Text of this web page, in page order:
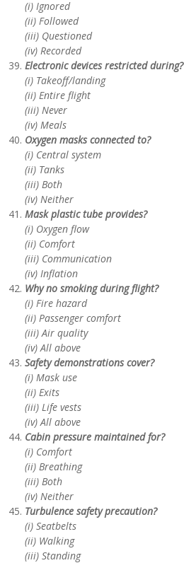
(i) Ignored
(ii) Followed
(iii) Questioned
(iv) Recorded
Electronic devices restricted during?
(i) Takeoff/landing
(ii) Entire flight
(iii) Never
(iv) Meals
Oxygen masks connected to?
(i) Central system
(ii) Tanks
(iii) Both
(iv) Neither
Mask plastic tube provides?
(i) Oxygen flow
(ii) Comfort
(iii) Communication
(iv) Inflation
Why no smoking during flight?
(i) Fire hazard
(ii) Passenger comfort
(iii) Air quality
(iv) All above
Safety demonstrations cover?
(i) Mask use
(ii) Exits
(iii) Life vests
(iv) All above
Cabin pressure maintained for?
(i) Comfort
(ii) Breathing
(iii) Both
(iv) Neither
Turbulence safety precaution?
(i) Seatbelts
(ii) Walking
(iii) Standing